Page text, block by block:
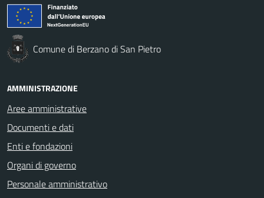
Comune di Berzano di San Pietro
AMMINISTRAZIONE
Aree amministrative
Documenti e dati
Enti e fondazioni
Organi di governo
Personale amministrativo